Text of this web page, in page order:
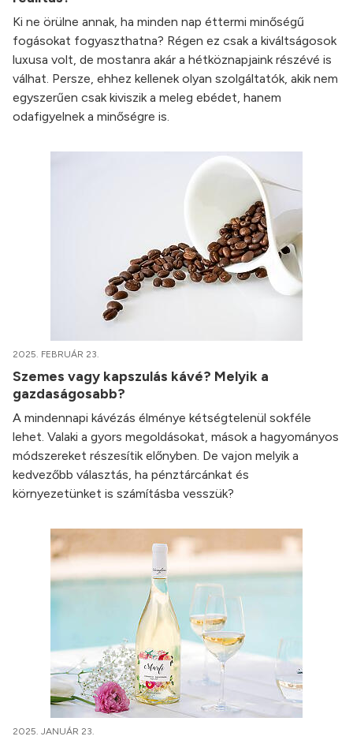
Ki ne örülne annak, ha minden nap éttermi minőségű
fogásokat fogyaszthatna? Régen ez csak a kiváltságosok
luxusa volt, de mostanra akár a hétköznapjaink részévé is
válhat. Persze, ehhez kellenek olyan szolgáltatók, akik nem
egyszerűen csak kiviszik a meleg ebédet, hanem
odafigyelnek a minőségre is.
2025. FEBRUÁR 23.
Szemes vagy kapszulás kávé? Melyik a
gazdaságosabb?
A mindennapi kávézás élménye kétségtelenül sokféle
lehet. Valaki a gyors megoldásokat, mások a hagyományos
módszereket részesítik előnyben. De vajon melyik a
kedvezőbb választás, ha pénztárcánkat és
környezetünket is számításba vesszük?
2025. JANUÁR 23.